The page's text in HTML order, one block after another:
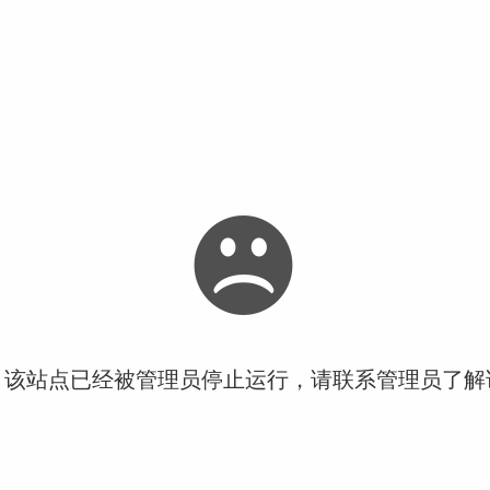
站点已经被管理员停止运行，请联系管理员了